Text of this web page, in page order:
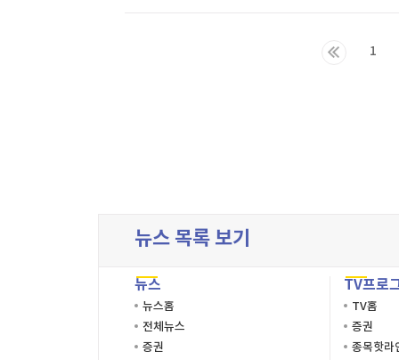
1
뉴스 목록 보기
뉴스
뉴스홈
전체뉴스
증권
TV프로
TV홈
증권
종목핫라